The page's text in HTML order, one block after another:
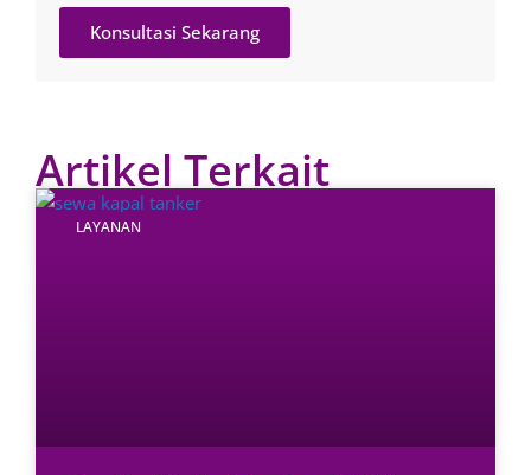
Konsultasi Sekarang
Artikel Terkait
LAYANAN